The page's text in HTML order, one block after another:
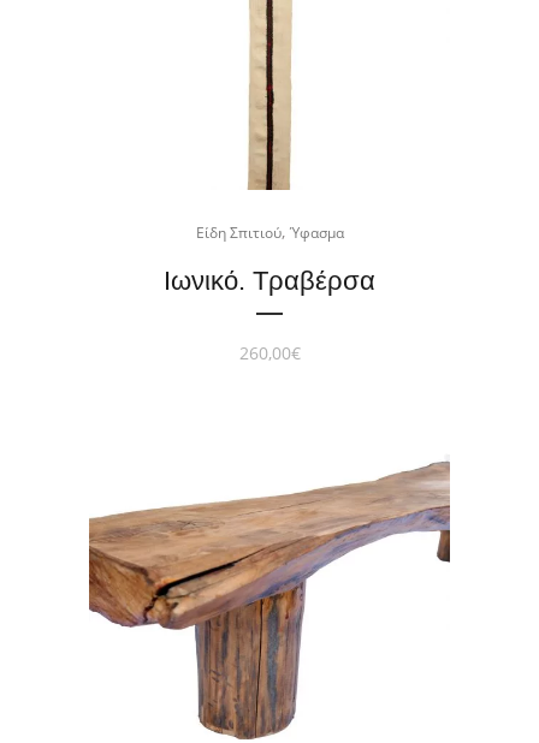
Είδη Σπιτιού, Ύφασμα
Ιωνικό. Τραβέρσα
260,00€